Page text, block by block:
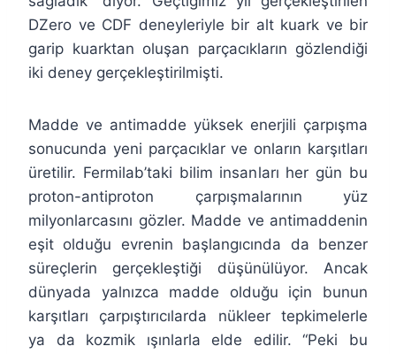
DZero ve CDF deneyleriyle bir alt kuark ve bir
garip kuarktan oluşan parçacıkların gözlendiği
iki deney gerçekleştirilmişti.
Madde ve antimadde yüksek enerjili çarpışma
sonucunda yeni parçacıklar ve onların karşıtları
üretilir. Fermilab’taki bilim insanları her gün bu
proton-antiproton çarpışmalarının yüz
milyonlarcasını gözler. Madde ve antimaddenin
eşit olduğu evrenin başlangıcında da benzer
süreçlerin gerçekleştiği düşünülüyor. Ancak
dünyada yalnızca madde olduğu için bunun
karşıtları çarpıştırıcılarda nükleer tepkimelerle
ya da kozmik ışınlarla elde edilir. “Peki bu